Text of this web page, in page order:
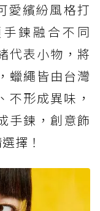
愛繽紛風格打
鍊融合不同
代表小物，將
蠟繩皆由台灣
不形成異味，
手鍊，創意飾
擇！